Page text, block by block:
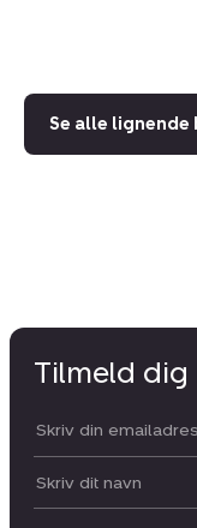
Se alle lignende
Tilmeld
Din email:
Dit navn: